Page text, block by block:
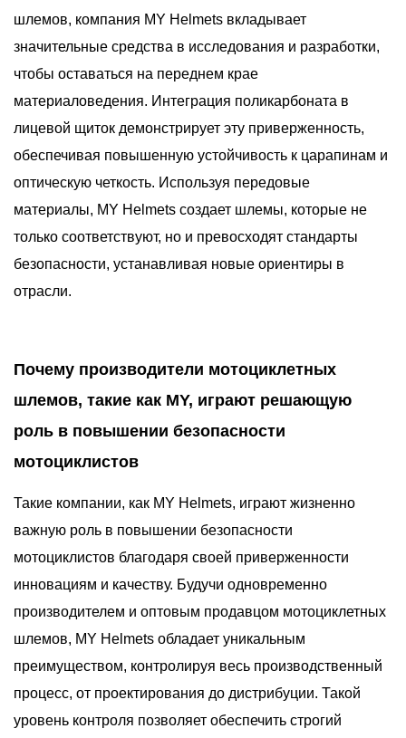
шлемов, компания MY Helmets вкладывает
значительные средства в исследования и разработки,
чтобы оставаться на переднем крае
материаловедения. Интеграция поликарбоната в
лицевой щиток демонстрирует эту приверженность,
обеспечивая повышенную устойчивость к царапинам и
оптическую четкость. Используя передовые
материалы, MY Helmets создает шлемы, которые не
только соответствуют, но и превосходят стандарты
безопасности, устанавливая новые ориентиры в
отрасли.
Почему производители мотоциклетных
шлемов, такие как MY, играют решающую
роль в повышении безопасности
мотоциклистов
Такие компании, как MY Helmets, играют жизненно
важную роль в повышении безопасности
мотоциклистов благодаря своей приверженности
инновациям и качеству. Будучи одновременно
производителем и оптовым продавцом мотоциклетных
шлемов, MY Helmets обладает уникальным
преимуществом, контролируя весь производственный
процесс, от проектирования до дистрибуции. Такой
уровень контроля позволяет обеспечить строгий